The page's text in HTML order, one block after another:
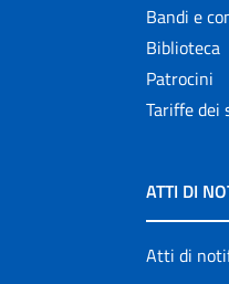
Bandi e
Biblioteca
Patrocini
Tariffe dei
ATTI DI
Atti di